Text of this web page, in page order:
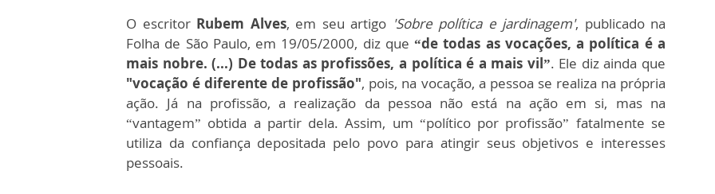
O escritor Rubem Alves, em seu artigo 'Sobre política e jardinagem', publicado na
Folha de São Paulo, em 19/05/2000, diz que“de todas as vocações, a política é a
mais nobre. (...) De todas as profissões, a política é a mais vil”. Ele diz ainda que
"vocação é diferente de profissão", pois, na vocação, a pessoa se realiza na própria
ação. Já na profissão, a realização da pessoa não está na ação em si, mas na
“vantagem” obtida a partir dela. Assim, um “político por profissão” fatalmente se
utiliza da confiança depositada pelo povo para atingir seus objetivos e interesses
pessoais.